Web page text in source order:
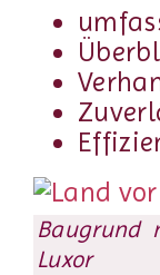
Baugrund
Luxor